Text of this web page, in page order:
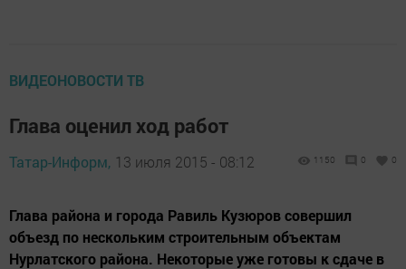
ВИДЕОНОВОСТИ ТВ
Глава оценил ход работ
Татар-Информ, 13 июля 2015 - 08:12 1150 0 0
Глава района и города Равиль Кузюров совершил
объезд по нескольким строительным объектам
Нурлатского района. Некоторые уже готовы к сдаче в